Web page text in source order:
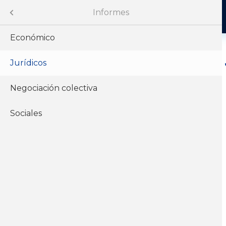
Informes
Económico
Jurídicos
Negociación colectiva
Sociales